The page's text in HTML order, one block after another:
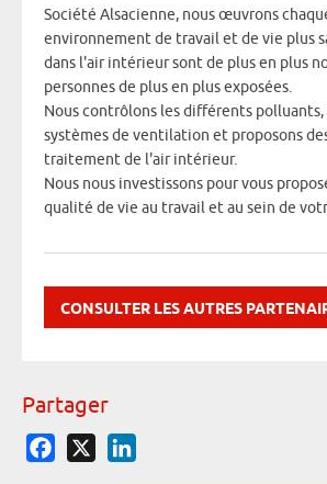
Société Alsacienne, nous œuvrons
environnement de travail et de vie plus
dans l'air intérieur sont de plus en plus
personnes de plus en plus exposées.
Nous contrôlons les différents polluants,
systèmes de ventilation et proposons
traitement de l'air intérieur.
Nous nous investissons pour vous
qualité de vie au travail et au sein de
CONSULTER LES AUTRES
Partager
Facebook